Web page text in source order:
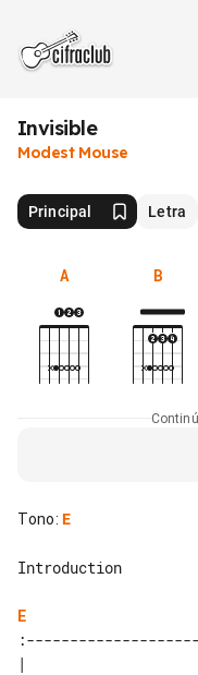
Invisible
Modest Mouse
Principal Letra
A B
Tono: E
Introduction
E